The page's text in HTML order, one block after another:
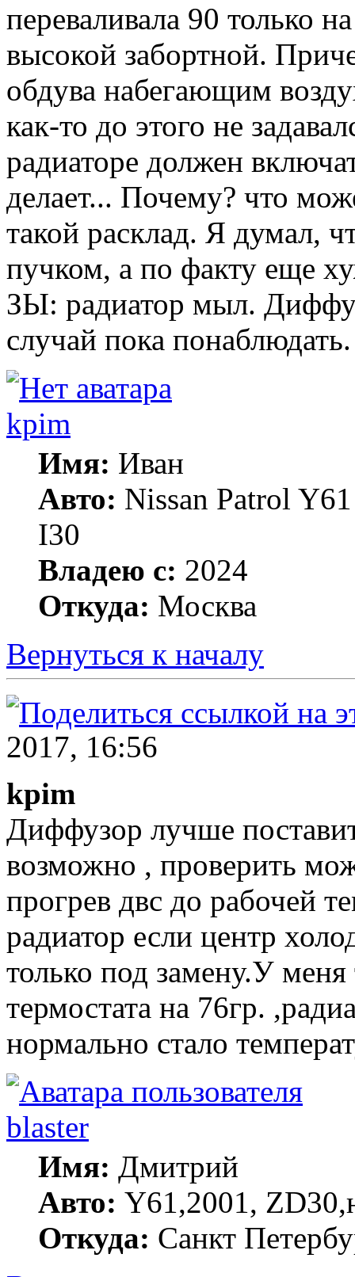
переваливала 90 только
высокой забортной.
обдува набегающим
как-то до этого не
радиаторе должен
делает... Почему? что
такой расклад. Я думал,
пучком, а по факту еще
ЗЫ: радиатор мыл.
случай пока
kpim
Имя: Иван
Авто: Nissan Patrol
I30
Владею с: 2024
Откуда: Москва
Вернуться к началу
2017, 16:56
kpim
Диффузор лучше
возможно , проверить
прогрев двс до рабочей
радиатор если центр
только под замену.У
термостата на 76гр.
нормально стало
blaster
Имя: Дмитрий
Авто: Y61,2001,
Откуда: Санкт